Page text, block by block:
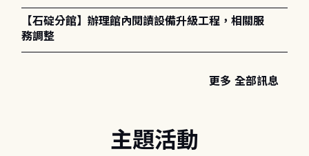
【石碇分館】辦理館內閱讀設備升級工程，相關服
務調整
更多 全部訊息
主題活動